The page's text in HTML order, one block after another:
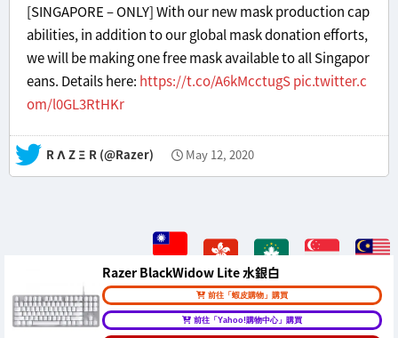
[SINGAPORE – ONLY] With our new mask production cap
abilities, in addition to our global mask donation efforts,
we will be making one free mask available to all Singapor
eans. Details here: https://t.co/A6kMcctugSpic.twitter.c
om/l0GL3RtHKr
— R Λ Z Ξ R (@Razer) May 12, 2020
Razer BlackWidow Lite 水銀白
前往「蝦皮購物」購買
前往「Yahoo!購物中心」購買